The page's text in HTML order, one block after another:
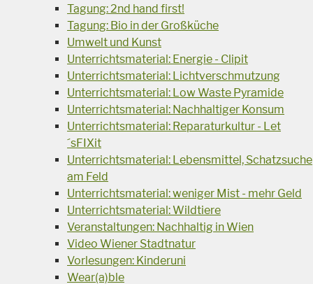
Tagung: 2nd hand first!
Tagung: Bio in der Großküche
Umwelt und Kunst
Unterrichtsmaterial: Energie - Clipit
Unterrichtsmaterial: Lichtverschmutzung
Unterrichtsmaterial: Low Waste Pyramide
Unterrichtsmaterial: Nachhaltiger Konsum
Unterrichtsmaterial: Reparaturkultur - Let
´sFIXit
Unterrichtsmaterial: Lebensmittel, Schatzsuche
am Feld
Unterrichtsmaterial: weniger Mist - mehr Geld
Unterrichtsmaterial: Wildtiere
Veranstaltungen: Nachhaltig in Wien
Video Wiener Stadtnatur
Vorlesungen: Kinderuni
Wear(a)ble